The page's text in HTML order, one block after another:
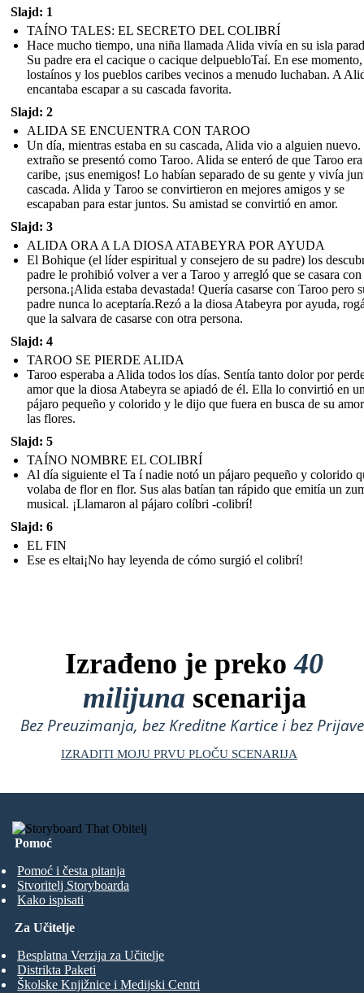
Slajd: 1
TAÍNO TALES: EL SECRETO DEL COLIBRÍ
Hace mucho tiempo, una niña llamada Alida vivía en su isla
Su padre era el cacique o cacique delpuebloTaí. En ese momento,
lostaínos y los pueblos caribes vecinos a menudo luchaban. A
encantaba escapar a su cascada favorita.
Slajd: 2
ALIDA SE ENCUENTRA CON TAROO
Un día, mientras estaba en su cascada, Alida vio a alguien
extraño se presentó como Taroo. Alida se enteró de que Taroo era
caribe, ¡sus enemigos! Lo habían separado de su gente y vivía
cascada. Alida y Taroo se convirtieron en mejores amigos y se
escapaban para estar juntos. Su amistad se convirtió en amor.
Slajd: 3
ALIDA ORA A LA DIOSA ATABEYRA POR AYUDA
El Bohique (el líder espiritual y consejero de su padre) los
padre le prohibió volver a ver a Taroo y arregló que se casara con
persona.¡Alida estaba devastada! Quería casarse con Taroo pero
padre nunca lo aceptaría.Rezó a la diosa Atabeyra por ayuda,
que la salvara de casarse con otra persona.
Slajd: 4
TAROO SE PIERDE ALIDA
Taroo esperaba a Alida todos los días. Sentía tanto dolor por
amor que la diosa Atabeyra se apiadó de él. Ella lo convirtió en
pájaro pequeño y colorido y le dijo que fuera en busca de su
las flores.
Slajd: 5
TAÍNO NOMBRE EL COLIBRÍ
Al día siguiente el Ta í nadie notó un pájaro pequeño y colorido
volaba de flor en flor. Sus alas batían tan rápido que emitía un
musical. ¡Llamaron al pájaro colíbri -colibrí!
Slajd: 6
EL FIN
Ese es eltai¡No hay leyenda de cómo surgió el colibrí!
Izrađeno je preko40
milijuna scenarija
Bez Preuzimanja, bez Kreditne Kartice i bez
IZRADITI MOJU PRVU PLOČU SCENARIJA
Pomoć
Pomoć i česta pitanja
Stvoritelj Storyboarda
Kako ispisati
Za Učitelje
Besplatna Verzija za Učitelje
Distrikta Paketi
Školske Knjižnice i Medijski Centri